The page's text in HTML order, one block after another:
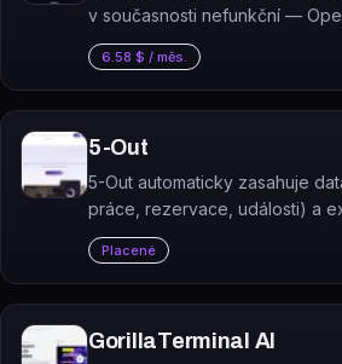
v současnosti nefunkční —
nichž nástroj čerpal data, a
6.58 $ / měs.
5-Out
5-Out automaticky zasahuje
práce, rezervace, události) a
události) zdrojů a používá
správné předpovědi…
Placené
GorillaTerminal AI